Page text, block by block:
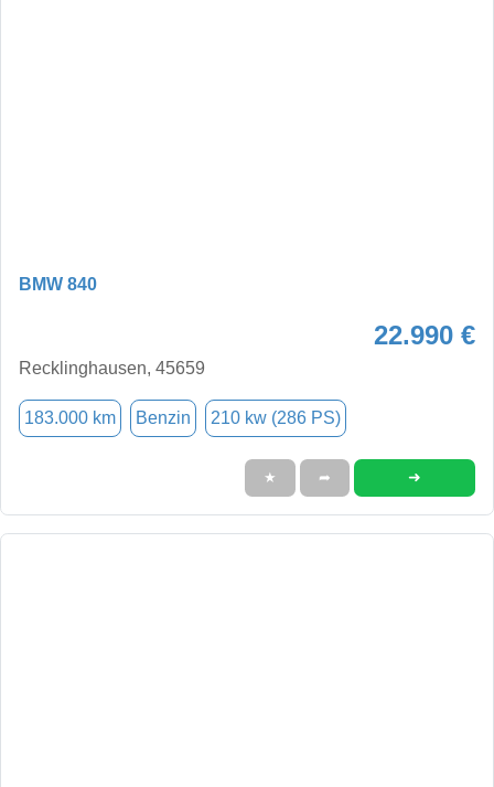
BMW 840
22.990 €
Recklinghausen, 45659
183.000 km Benzin 210 kw (286 PS)
★ ➦ ➜